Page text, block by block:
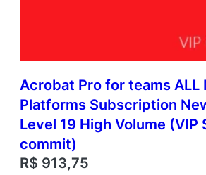
Acrobat Pro for teams ALL
Platforms Subscription
Level 19 High Volume (VIP
commit)
R$ 913,75